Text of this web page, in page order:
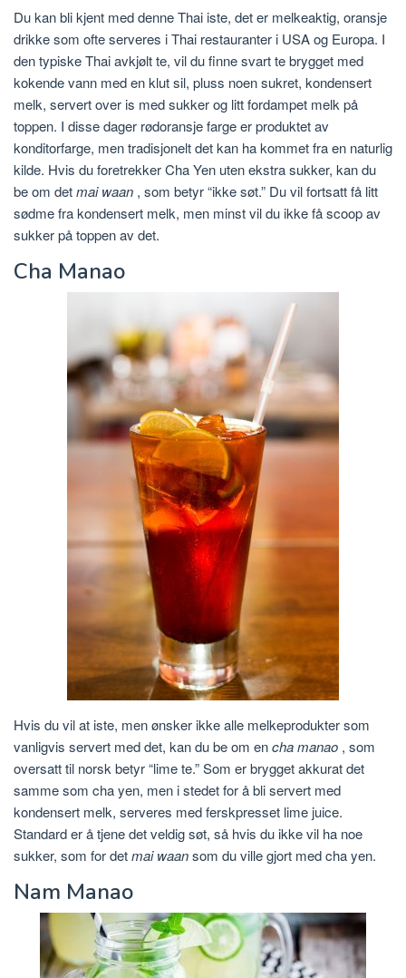
Du kan bli kjent med denne Thai iste, det er melkeaktig, oransje
drikke som ofte serveres i Thai restauranter i USA og Europa. I
den typiske Thai avkjølt te, vil du finne svart te brygget med
kokende vann med en klut sil, pluss noen sukret, kondensert
melk, servert over is med sukker og litt fordampet melk på
toppen. I disse dager rødoransje farge er produktet av
konditorfarge, men tradisjonelt det kan ha kommet fra en naturlig
kilde. Hvis du foretrekker Cha Yen uten ekstra sukker, kan du
be om detmai waan , som betyr “ikke søt.” Du vil fortsatt få litt
sødme fra kondensert melk, men minst vil du ikke få scoop av
sukker på toppen av det.
Cha Manao
Hvis du vil at iste, men ønsker ikke alle melkeprodukter som
vanligvis servert med det, kan du be om encha manao , som
oversatt til norsk betyr “lime te.” Som er brygget akkurat det
samme som cha yen, men i stedet for å bli servert med
kondensert melk, serveres med ferskpresset lime juice.
Standard er å tjene det veldig søt, så hvis du ikke vil ha noe
sukker, som for detmai waansom du ville gjort med cha yen.
Nam Manao